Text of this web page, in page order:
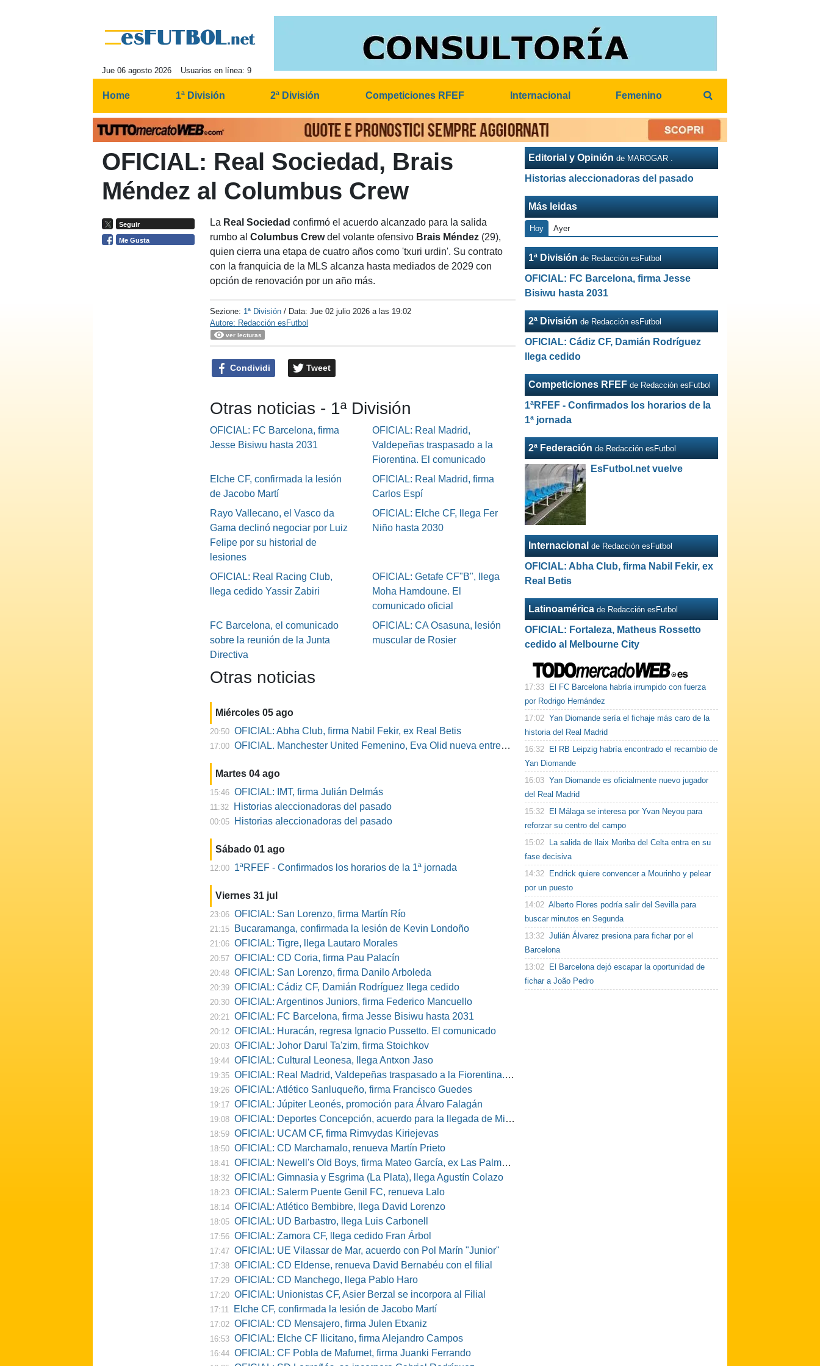
Jue 06 agosto 2026 Usuarios en línea: 9
Home 1ª División 2ª División Competiciones RFEF Internacional Femenino
OFICIAL: Real Sociedad, Brais
Méndez al Columbus Crew
Seguir
Me Gusta
La Real Sociedad confirmó el acuerdo alcanzado para la salida
rumbo alColumbus Crewdel volante ofensivo Brais Méndez (29),
quien cierra una etapa de cuatro años como 'txuri urdin'. Su contrato
con la franquicia de la MLS alcanza hasta mediados de 2029 con
opción de renovación por un año más.
Sezione: 1ª División / Data:Jue 02 julio 2026 a las 19:02
Autore: Redacción esFutbol
ver lecturas
Condividi Tweet
Otras noticias - 1ª División
OFICIAL: FC Barcelona, firma
Jesse Bisiwu hasta 2031
OFICIAL: Real Madrid,
Valdepeñas traspasado a la
Fiorentina. El comunicado
Elche CF, confirmada la lesión
de Jacobo Martí
OFICIAL: Real Madrid, firma
Carlos Espí
Rayo Vallecano, el Vasco da
Gama declinó negociar por Luiz
Felipe por su historial de
lesiones
OFICIAL: Elche CF, llega Fer
Niño hasta 2030
OFICIAL: Real Racing Club,
llega cedido Yassir Zabiri
OFICIAL: Getafe CF"B", llega
Moha Hamdoune. El
comunicado oficial
FC Barcelona, el comunicado
sobre la reunión de la Junta
Directiva
OFICIAL: CA Osasuna, lesión
muscular de Rosier
Otras noticias
Miércoles 05 ago
20:50 OFICIAL: Abha Club, firma Nabil Fekir, ex Real Betis
17:00 OFICIAL. Manchester United Femenino, Eva Olid nueva entrenadora
Martes 04 ago
15:46 OFICIAL: IMT, firma Julián Delmás
11:32 Historias aleccionadoras del pasado
00:05 Historias aleccionadoras del pasado
Sábado 01 ago
12:00 1ªRFEF - Confirmados los horarios de la 1ª jornada
Viernes 31 jul
23:06 OFICIAL: San Lorenzo, firma Martín Río
21:15 Bucaramanga, confirmada la lesión de Kevin Londoño
21:06 OFICIAL: Tigre, llega Lautaro Morales
20:57 OFICIAL: CD Coria, firma Pau Palacín
20:48 OFICIAL: San Lorenzo, firma Danilo Arboleda
20:39 OFICIAL: Cádiz CF, Damián Rodríguez llega cedido
20:30 OFICIAL: Argentinos Juniors, firma Federico Mancuello
20:21 OFICIAL: FC Barcelona, firma Jesse Bisiwu hasta 2031
20:12 OFICIAL: Huracán, regresa Ignacio Pussetto. El comunicado
20:03 OFICIAL: Johor Darul Ta'zim, firma Stoichkov
19:44 OFICIAL: Cultural Leonesa, llega Antxon Jaso
19:35 OFICIAL: Real Madrid, Valdepeñas traspasado a la Fiorentina. El comunicado
19:26 OFICIAL: Atlético Sanluqueño, firma Francisco Guedes
19:17 OFICIAL: Júpiter Leonés, promoción para Álvaro Falagán
19:08 OFICIAL: Deportes Concepción, acuerdo para la llegada de Miguel Barbieri
18:59 OFICIAL: UCAM CF, firma Rimvydas Kiriejevas
18:50 OFICIAL: CD Marchamalo, renueva Martín Prieto
18:41 OFICIAL: Newell's Old Boys, firma Mateo García, ex Las Palmas, Osasuna o Alcorcón
18:32 OFICIAL: Gimnasia y Esgrima (La Plata), llega Agustín Colazo
18:23 OFICIAL: Salerm Puente Genil FC, renueva Lalo
18:14 OFICIAL: Atlético Bembibre, llega David Lorenzo
18:05 OFICIAL: UD Barbastro, llega Luis Carbonell
17:56 OFICIAL: Zamora CF, llega cedido Fran Árbol
17:47 OFICIAL: UE Vilassar de Mar, acuerdo con Pol Marín "Junior"
17:38 OFICIAL: CD Eldense, renueva David Bernabéu con el filial
17:29 OFICIAL: CD Manchego, llega Pablo Haro
17:20 OFICIAL: Unionistas CF, Asier Berzal se incorpora al Filial
17:11 Elche CF, confirmada la lesión de Jacobo Martí
17:02 OFICIAL: CD Mensajero, firma Julen Etxaniz
16:53 OFICIAL: Elche CF Ilicitano, firma Alejandro Campos
16:44 OFICIAL: CF Pobla de Mafumet, firma Juanki Ferrando
Editorial y Opinión de MAROGAR .
Historias aleccionadoras del pasado
Más leidas
Hoy Ayer
1ª División de Redacción esFutbol
OFICIAL: FC Barcelona, firma Jesse
Bisiwu hasta 2031
2ª División de Redacción esFutbol
OFICIAL: Cádiz CF, Damián Rodríguez
llega cedido
Competiciones RFEF de Redacción esFutbol
1ªRFEF - Confirmados los horarios de la
1ª jornada
2ª Federación de Redacción esFutbol
EsFutbol.net vuelve
Internacional de Redacción esFutbol
OFICIAL: Abha Club, firma Nabil Fekir, ex
Real Betis
Latinoamérica de Redacción esFutbol
OFICIAL: Fortaleza, Matheus Rossetto
cedido al Melbourne City
17:33
El FC Barcelona habría irrumpido con fuerza
por Rodrigo Hernández
17:02 Yan Diomande sería el fichaje más caro de la
historia del Real Madrid
16:32
El RB Leipzig habría encontrado el recambio de
Yan Diomande
16:03 Yan Diomande es oficialmente nuevo jugador
del Real Madrid
15:32
El Málaga se interesa por Yvan Neyou para
reforzar su centro del campo
15:02
La salida de Ilaix Moriba del Celta entra en su
fase decisiva
14:32
Endrick quiere convencer a Mourinho y pelear
por un puesto
14:02 Alberto Flores podría salir del Sevilla para
buscar minutos en Segunda
13:32 Julián Álvarez presiona para fichar por el
Barcelona
13:02
El Barcelona dejó escapar la oportunidad de
fichar a João Pedro